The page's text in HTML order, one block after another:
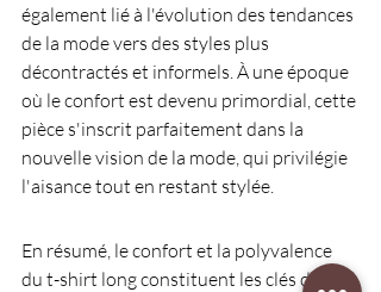
également lié à l'évolution des tendances
de la mode vers des styles plus
décontractés et informels. À une époque
où le confort est devenu primordial, cette
pièce s'inscrit parfaitement dans la
nouvelle vision de la mode, qui privilégie
l'aisance tout en restant stylée.
En résumé, le confort et la polyvalence
du t-shirt long constituent les clés de son